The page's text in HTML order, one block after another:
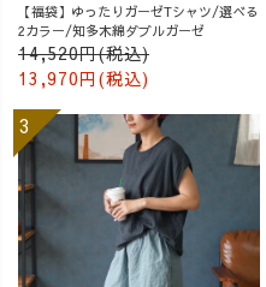
【福袋】ゆったりガーゼTシャツ/選べる
2カラー/知多木綿ダブルガーゼ
14,520円(税込)
13,970円(税込)